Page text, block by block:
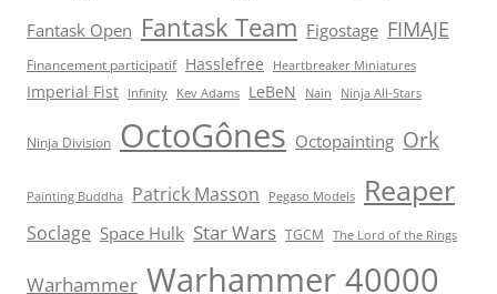
Fantask Open Fantask Team Figostage FIMAJE
Financement participatif Hasslefree Heartbreaker Miniatures
Imperial Fist Infinity Kev Adams LeBeN Nain Ninja All-Stars
Ninja Division OctoGônes Octopainting Ork
Painting Buddha Patrick Masson Pegaso Models Reaper
Soclage Space Hulk Star Wars TGCM The Lord of the Rings
Warhammer Warhammer 40000